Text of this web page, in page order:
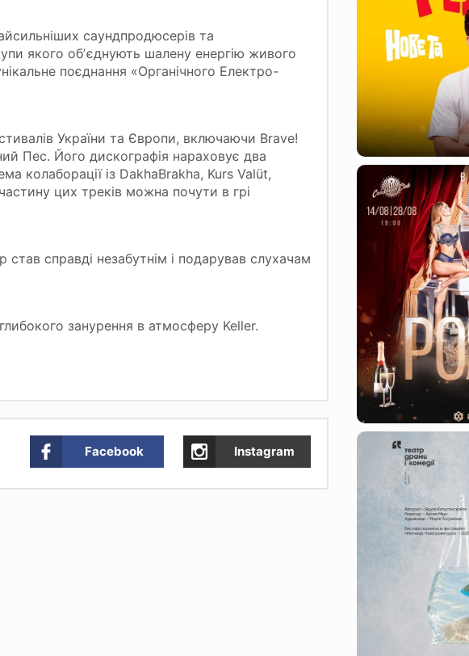
саундпродюсерів та
якого обʼєднують шалену енергію живого
поєднання «Органічного Електро-
України та Європи, включаючи Brave!
Пес. Його дискографія нараховує два
колаборації із DakhaBrakha, Kurs Valüt,
цих треків можна почути в грі
справді незабутнім і подарував слухачам
занурення в атмосферу Keller.
Facebook Instagram